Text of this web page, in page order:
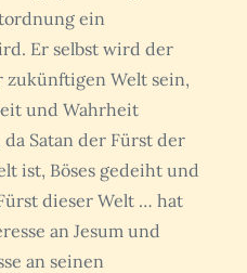
ein
Er selbst wird der
Welt sein,
und Wahrheit
Satan der Fürst der
ist, Böses gedeiht und
dieser Welt … hat
an Jesum und
an seinen